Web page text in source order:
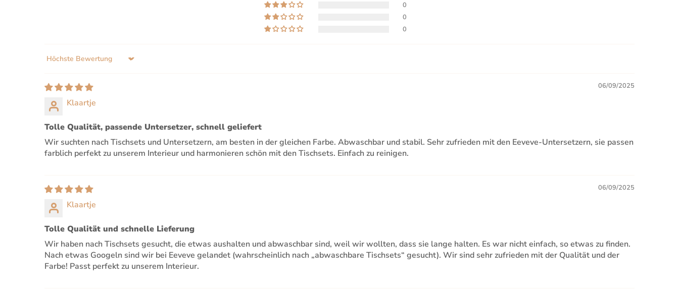
0
0
0
Sort by
06/09/2025
Klaartje
Tolle Qualität, passende Untersetzer, schnell geliefert
Wir suchten nach Tischsets und Untersetzern, am besten in der gleichen Farbe. Abwaschbar und stabil. Sehr zufrieden mit den Eeveve-Untersetzern, sie passen
farblich perfekt zu unserem Interieur und harmonieren schön mit den Tischsets. Einfach zu reinigen.
06/09/2025
Klaartje
Tolle Qualität und schnelle Lieferung
Wir haben nach Tischsets gesucht, die etwas aushalten und abwaschbar sind, weil wir wollten, dass sie lange halten. Es war nicht einfach, so etwas zu finden.
Nach etwas Googeln sind wir bei Eeveve gelandet (wahrscheinlich nach „abwaschbare Tischsets“ gesucht). Wir sind sehr zufrieden mit der Qualität und der
Farbe! Passt perfekt zu unserem Interieur.